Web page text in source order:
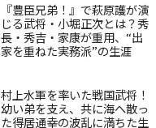
『豊臣兄弟！』で萩原護が演
じる武将・小堀正次とは？秀
長・秀吉・家康が重用、“出
家を重ねた実務派”の生涯
村上水軍を率いた戦国武将！
幼い弟を支え、共に海へ散っ
た得居通幸の波乱に満ちた生